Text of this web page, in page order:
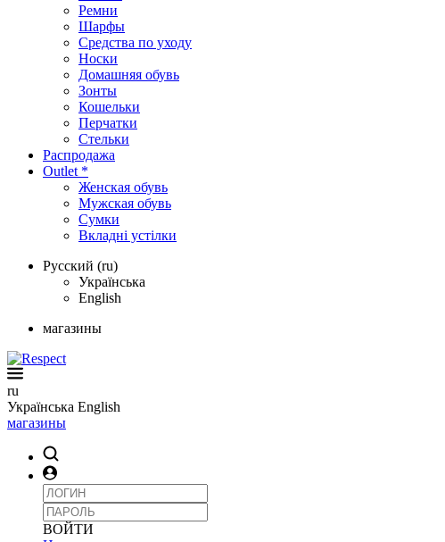
Ремни
Шарфы
Средства по уходу
Носки
Домашняя обувь
Зонты
Кошельки
Перчатки
Стельки
Распродажа
Outlet *
Женская обувь
Мужская обувь
Сумки
Вкладні устілки
Русский (ru)
Українська
English
магазины
ru
Українська English
магазины
ВОЙТИ